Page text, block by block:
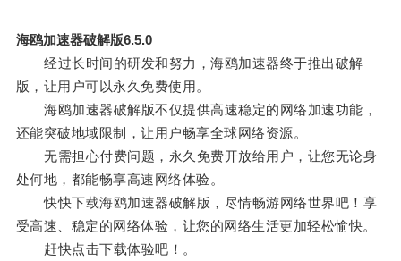
海鸥加速器破解版6.5.0
经过长时间的研发和努力，海鸥加速器终于推出破解
版，让用户可以永久免费使用。
海鸥加速器破解版不仅提供高速稳定的网络加速功能，
还能突破地域限制，让用户畅享全球网络资源。
无需担心付费问题，永久免费开放给用户，让您无论身
处何地，都能畅享高速网络体验。
快快下载海鸥加速器破解版，尽情畅游网络世界吧！享
受高速、稳定的网络体验，让您的网络生活更加轻松愉快。
赶快点击下载体验吧！。